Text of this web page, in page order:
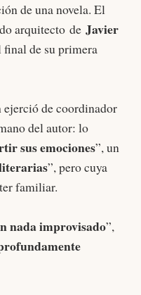
de una novela. El
arquitecto de Javier
final de su primera
ejerció de coordinador
del autor: lo
sus emociones”, un
”, pero cuya
familiar.
nada improvisado”,